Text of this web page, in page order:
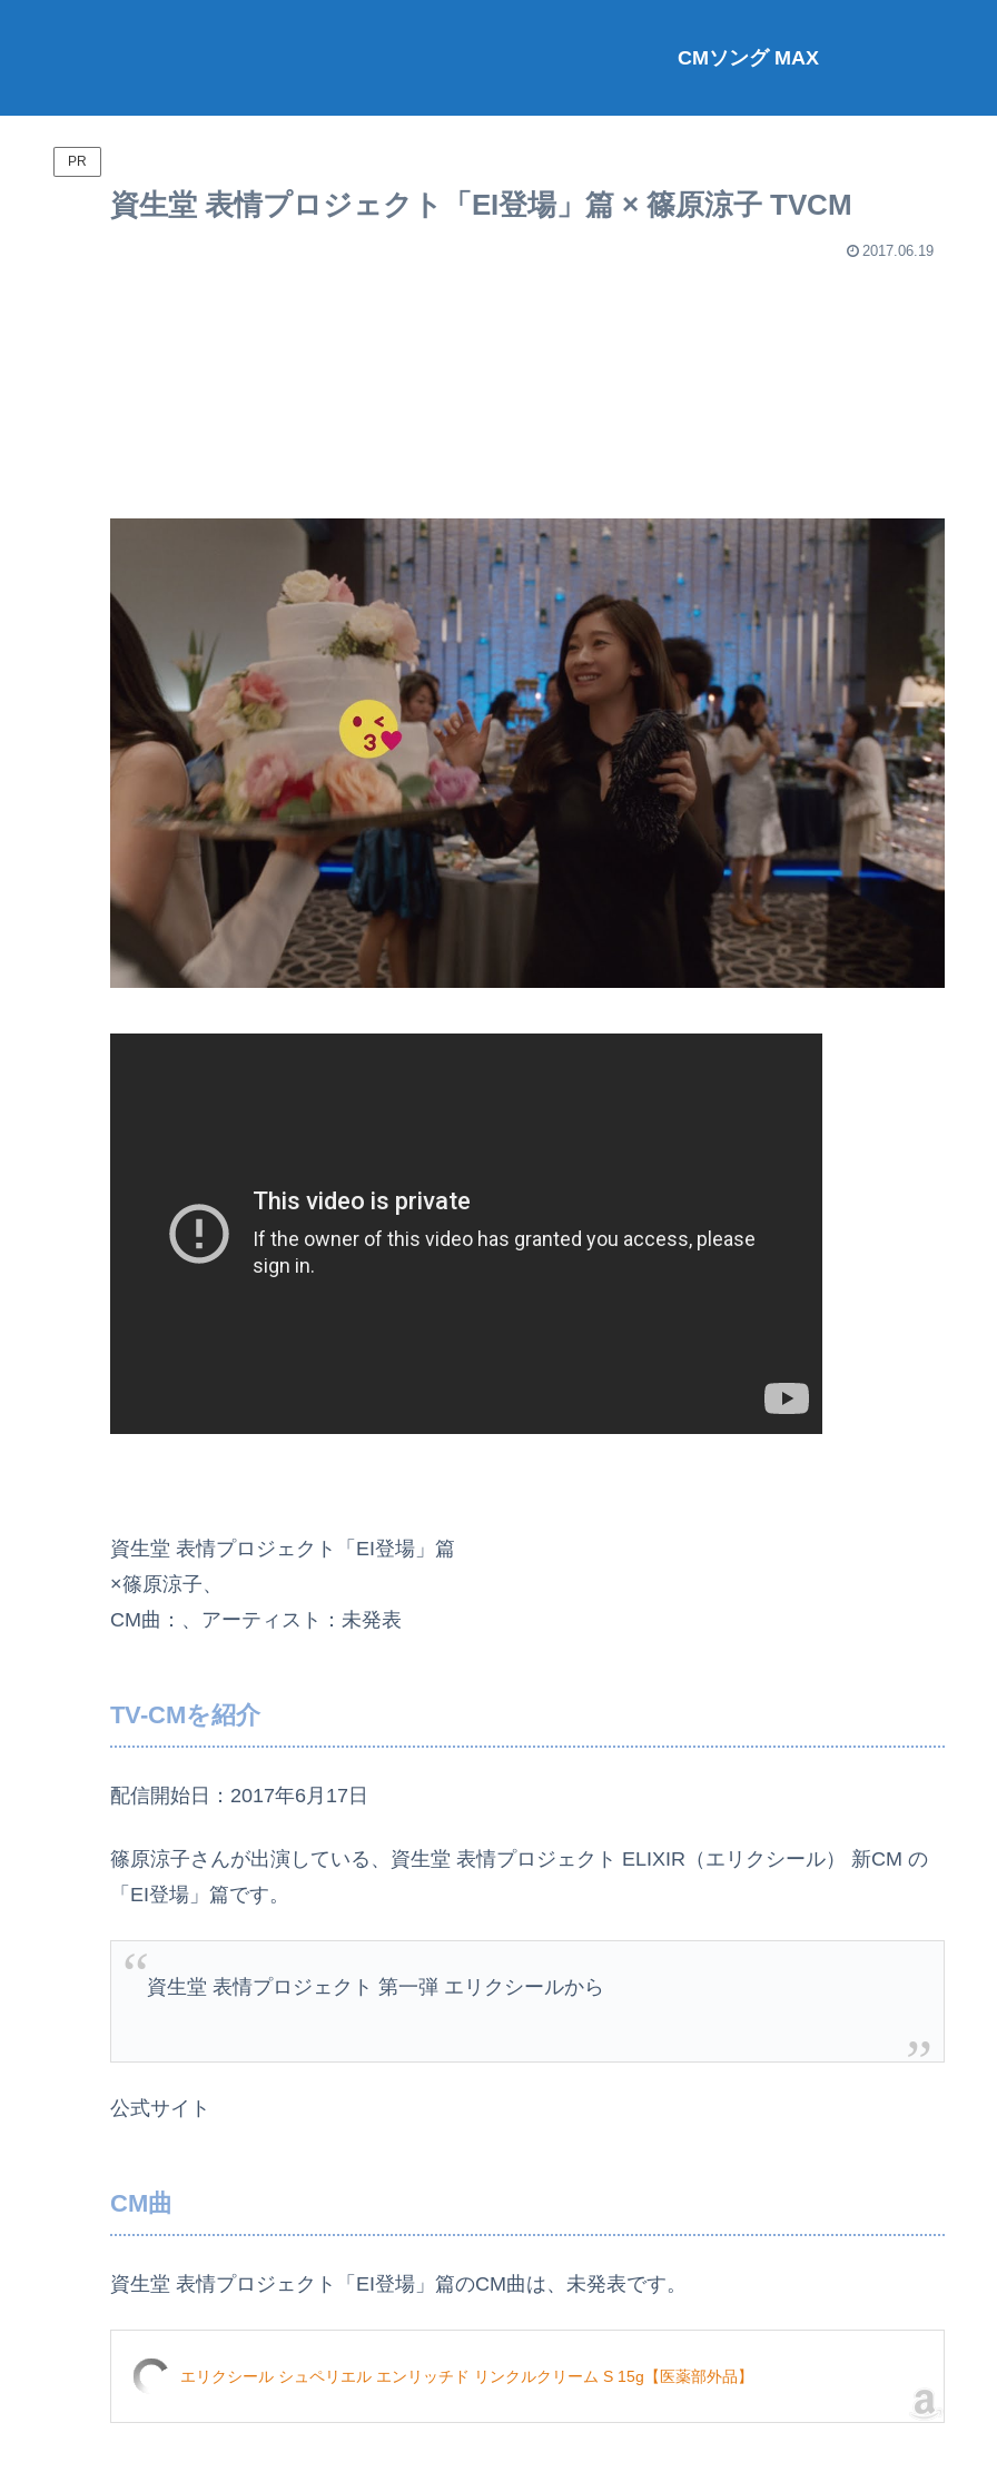
CMソング MAX
PR
資生堂 表情プロジェクト「EI登場」篇 × 篠原涼子 TVCM
2017.06.19
資生堂 表情プロジェクト「EI登場」篇
×篠原涼子、
CM曲：、アーティスト：未発表
TV-CMを紹介
配信開始日：2017年6月17日
篠原涼子さんが出演している、資生堂 表情プロジェクト ELIXIR（エリクシール） 新CM の
「EI登場」篇です。
資生堂 表情プロジェクト 第一弾 エリクシールから
公式サイト
CM曲
資生堂 表情プロジェクト「EI登場」篇のCM曲は、未発表です。
エリクシール シュペリエル エンリッチド リンクルクリーム S 15g【医薬部外品】